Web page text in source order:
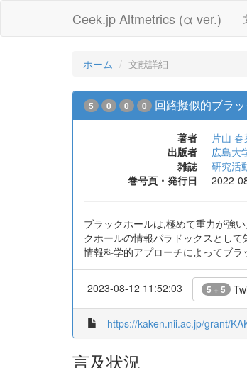
Ceek.jp Altmetrics (α ver.)
ホーム 文献詳細
5 0 0 0 回路擬似的ブラ
著者
片山 春
出版者
広島大
雑誌
研究活
巻号頁・発行日
2022-
ブラックホールは,極めて重力が強
クホールの情報パラドックスとし
情報科学的アプローチによってブ
2023-08-12 11:52:03 5 + 5
https://kaken.nii.ac.jp/grant/
言及状況